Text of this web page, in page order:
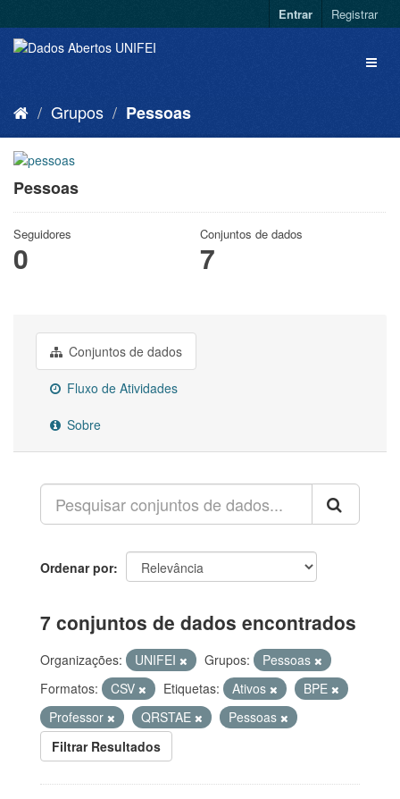
Entrar Registrar
Grupos Pessoas
Pessoas
Seguidores
0
Conjuntos de dados
7
Conjuntos de dados
Fluxo de Atividades
Sobre
Ordenar por
7 conjuntos de dados encontrados
Organizações: UNIFEI Grupos:
Pessoas
Formatos:
CSV Etiquetas: Ativos
BPE
Professor
QRSTAE
Pessoas
Filtrar Resultados